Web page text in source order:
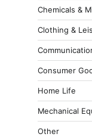
Chemicals &
Clothing &
Consumer
Home Life
Mechanical
Other